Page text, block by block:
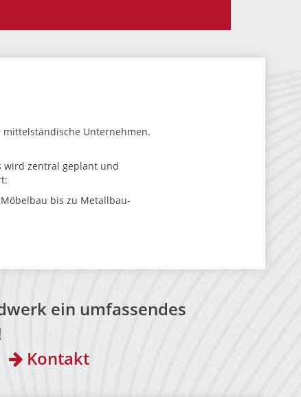
Unternehmen.
wird zentral geplant und
bis zu Metallbau-
ein umfassendes
Kontakt